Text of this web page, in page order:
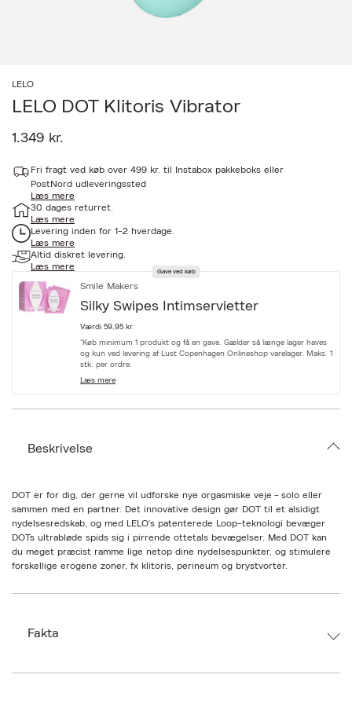
LELO
LELO DOT Klitoris Vibrator
1.349 kr.
c
s
s
i
b
i
i
e
c
t
i
o
n
Fri fragt ved køb over 499 kr. til Instabox pakkeboks eller
PostNord udleveringssted
Læs mere
30 dages returret.
Læs mere
Levering inden for 1-2 hverdage.
Læs mere
Altid diskret levering.
Læs mere
Gave ved køb
Smile Makers
Silky Swipes Intimservietter
Værdi 59,95 kr.
*Køb minimum 1 produkt og få en gave. Gælder så længe lager haves
og kun ved levering af Lust Copenhagen Onlineshop varelager. Maks. 1
stk. per ordre.
Læs mere
Beskrivelse
DOT er for dig, der gerne vil udforske nye orgasmiske veje - solo eller
sammen med en partner. Det innovative design gør DOT til et alsidigt
nydelsesredskab, og med LELO's patenterede Loop-teknologi bevæger
DOTs ultrabløde spids sig i pirrende ottetals bevægelser. Med DOT kan
du meget præcist ramme lige netop dine nydelsespunkter, og stimulere
forskellige erogene zoner, fx klitoris, perineum og brystvorter.
Fakta